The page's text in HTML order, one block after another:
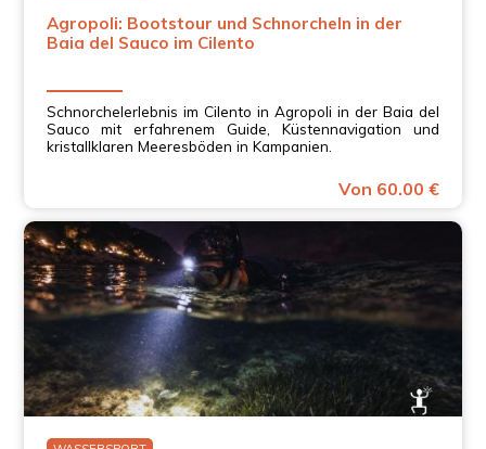
Agropoli: Bootstour und Schnorcheln in der
Baia del Sauco im Cilento
Schnorchelerlebnis im Cilento in Agropoli in der Baia del
Sauco mit erfahrenem Guide, Küstennavigation und
kristallklaren Meeresböden in Kampanien.
Von 60.00 €